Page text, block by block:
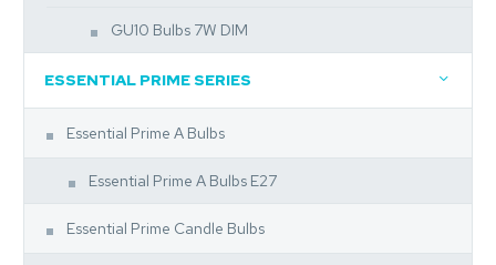
GU10 Bulbs 7W DIM
ESSENTIAL PRIME SERIES
Essential Prime A Bulbs
Essential Prime A Bulbs E27
Essential Prime Candle Bulbs